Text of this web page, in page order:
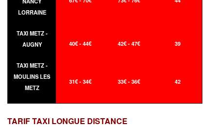
LORRAINE
TAXI METZ -
AUGNY
40€ - 44€ 42€ - 47€ 39
TAXI METZ -
MOULINS LES
METZ
31€ - 34€ 33€ - 36€ 42
TARIF TAXI LONGUE DISTANCE